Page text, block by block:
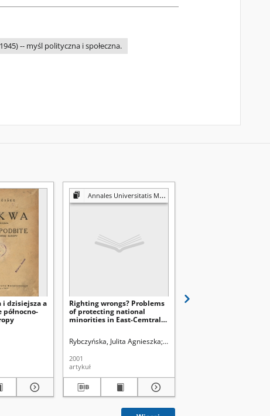
-- myśl polityczna i społeczna.
Red.
i dzisiejsza a
Annales Universitatis Mariae Curie-Skłodowska. Sectio K, Politologia
Righting wrongs? Problems
of protecting national
minorities in East-Cemtral
Rybczyńska, Julita Agnieszka Śladkowski, Wiesław (1935-).
2001
artykuł